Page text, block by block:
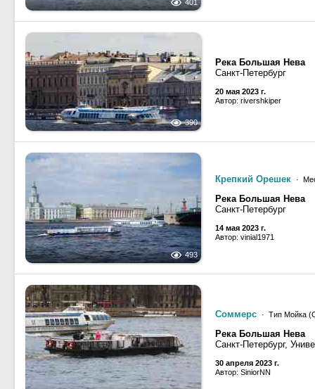
401
390
Река Большая Нева
Санкт-Петербург
20 мая 2023 г.
Автор: rivershkiper
493
Крепкий Орешек ·
Река Большая Нева
Санкт-Петербург
14 мая 2023 г.
Автор: vinial1971
Соммерс · Тип Мойка
Река Большая Нева
Санкт-Петербург,
30 апреля 2023 г.
Автор: SiniorNN